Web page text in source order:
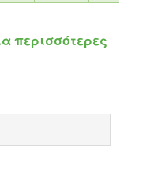
περισσότερες